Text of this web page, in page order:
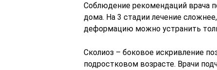
Соблюдение рекомендаций врача
дома. На 3 стадии лечение
деформацию можно устранить
Сколиоз – боковое искривление
подростковом возрасте. Врачи